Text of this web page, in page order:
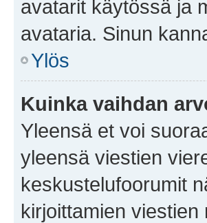
avatarit käytössä ja
avataria. Sinun
Ylös
Kuinka vaihdan
Yleensä et voi
yleensä viestien
keskustelufoorumit
kirjoittamien